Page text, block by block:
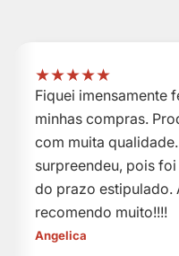
★★★★★
Fiquei imensamente
minhas compras.
com muita
surpreendeu, pois
do prazo estipulado.
recomendo muito!!!!
Angelica